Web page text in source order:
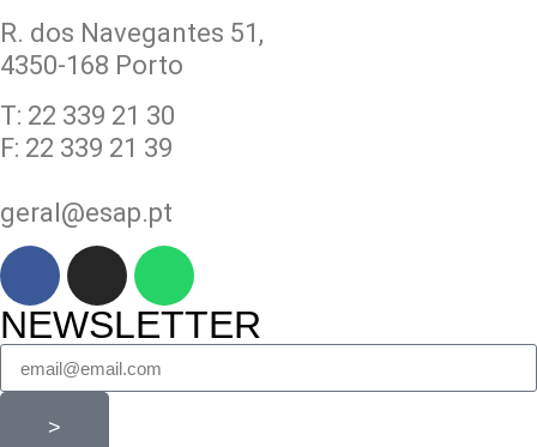
R. dos Navegantes 51,
4350-168 Porto
T: 22 339 21 30
F: 22 339 21 39
geral@esap.pt
NEWSLETTER
>